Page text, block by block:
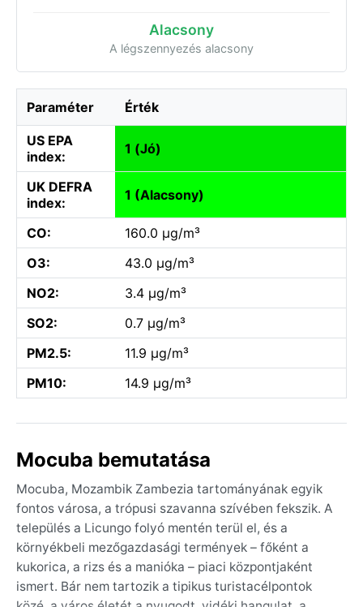
Alacsony
A légszennyezés alacsony
Paraméter Érték
US EPA
index:
1 (Jó)
UK DEFRA
index:
1 (Alacsony)
CO:
160.0 µg/m³
O3:
43.0 µg/m³
NO2:
3.4 µg/m³
SO2:
0.7 µg/m³
PM2.5:
11.9 µg/m³
PM10:
14.9 µg/m³
Mocuba bemutatása
Mocuba, Mozambik Zambezia tartományának egyik
fontos városa, a trópusi szavanna szívében fekszik. A
település a Licungo folyó mentén terül el, és a
környékbeli mezőgazdasági termények – főként a
kukorica, a rizs és a manióka – piaci központjaként
ismert. Bár nem tartozik a tipikus turistacélpontok